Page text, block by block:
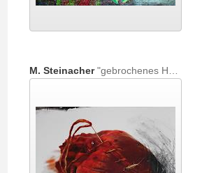
M. Steinacher"gebrochenes Herz"